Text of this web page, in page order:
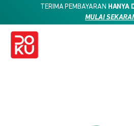
TERIMA PEMBAYARAN HANYA
MULAI